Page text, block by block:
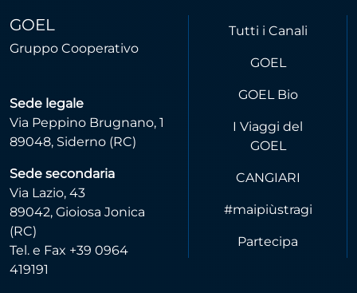
GOEL
Gruppo Cooperativo
Sede legale
Via Peppino Brugnano, 1
89048, Siderno (RC)
Sede secondaria
Via Lazio, 43
89042, Gioiosa Jonica
(RC)
Tel. e Fax +39 0964
419191
Tutti i Canali
GOEL
GOEL Bio
I Viaggi del
GOEL
CANGIARI
#maipiùstragi
Partecipa